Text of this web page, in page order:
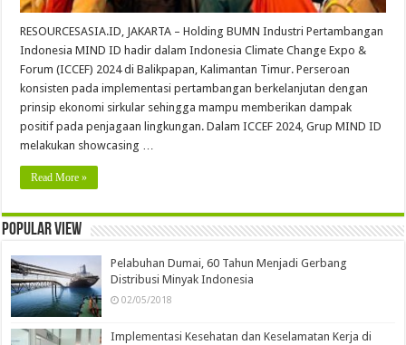
RESOURCESASIA.ID, JAKARTA – Holding BUMN Industri Pertambangan
Indonesia MIND ID hadir dalam Indonesia Climate Change Expo &
Forum (ICCEF) 2024 di Balikpapan, Kalimantan Timur. Perseroan
konsisten pada implementasi pertambangan berkelanjutan dengan
prinsip ekonomi sirkular sehingga mampu memberikan dampak
positif pada penjagaan lingkungan. Dalam ICCEF 2024, Grup MIND ID
melakukan showcasing …
Read More »
Popular view
Pelabuhan Dumai, 60 Tahun Menjadi Gerbang
Distribusi Minyak Indonesia
02/05/2018
Implementasi Kesehatan dan Keselamatan Kerja di